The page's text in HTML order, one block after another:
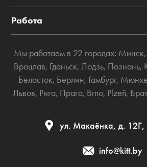
Работа
Мы работаем в 22 городах: Минск,
Вроцлав, Гданьск, Лодзь, Познань,
Беласток, Берлин, Гамбург,
Львов, Рига, Прага, Brno, Plzeň,
ул. Макаёнка, д.
info@kitt.by